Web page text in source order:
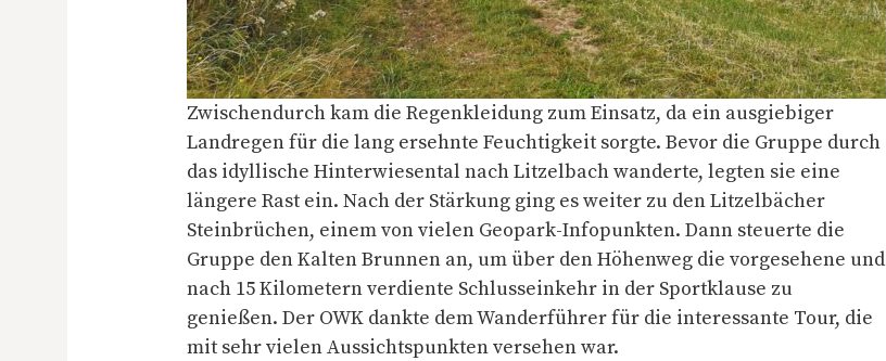
Zwischendurch kam die Regenkleidung zum Einsatz, da ein ausgiebiger
Landregen für die lang ersehnte Feuchtigkeit sorgte. Bevor die Gruppe durch
das idyllische Hinterwiesental nach Litzelbach wanderte, legten sie eine
längere Rast ein. Nach der Stärkung ging es weiter zu den Litzelbächer
Steinbrüchen, einem von vielen Geopark-Infopunkten. Dann steuerte die
Gruppe den Kalten Brunnen an, um über den Höhenweg die vorgesehene und
nach 15 Kilometern verdiente Schlusseinkehr in der Sportklause zu
genießen. Der OWK dankte dem Wanderführer für die interessante Tour, die
mit sehr vielen Aussichtspunkten versehen war.